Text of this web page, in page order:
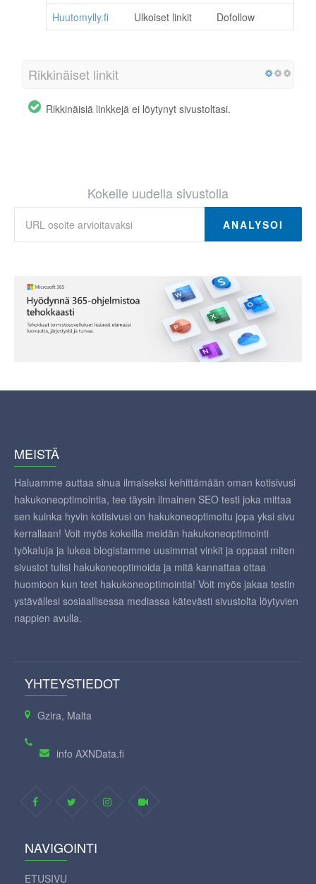
Huutomylly.fi
Ulkoiset linkit Dofollow
Rikkinäiset linkit
Rikkinäisiä linkkejä ei löytynyt sivustoltasi.
Kokeile uudella sivustolla
ANALYSOI
MEISTÄ
Haluamme auttaa sinua ilmaiseksi kehittämään oman kotisivusi
hakukoneoptimointia, tee täysin ilmainen SEO testi joka mittaa
sen kuinka hyvin kotisivusi on hakukoneoptimoitu jopa yksi sivu
kerrallaan! Voit myös kokeilla meidän hakukoneoptimointi
työkaluja ja lukea blogistamme uusimmat vinkit ja oppaat miten
sivustot tulisi hakukoneoptimoida ja mitä kannattaa ottaa
huomioon kun teet hakukoneoptimointia! Voit myös jakaa testin
ystävällesi sosiaallisessa mediassa kätevästi sivustolta löytyvien
nappien avulla.
YHTEYSTIEDOT
Gzira, Malta
info AXNData.fi
NAVIGOINTI
ETUSIVU